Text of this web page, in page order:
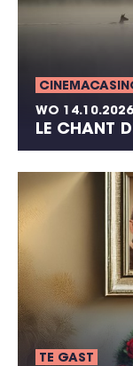
WO
LE CHANT
TE GAST